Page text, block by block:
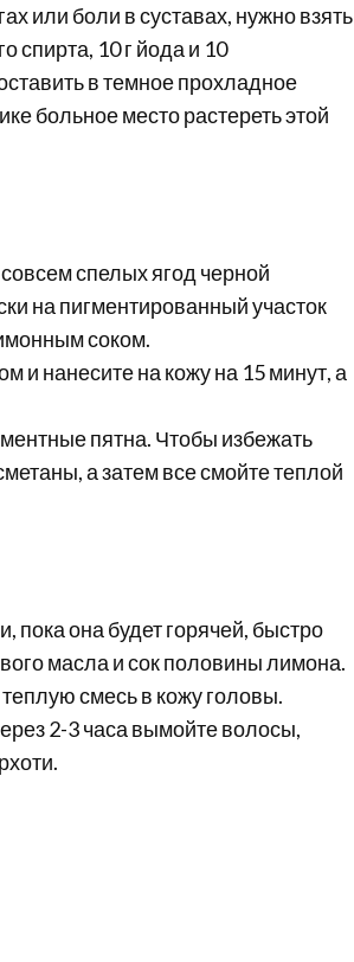
или боли в суставах, нужно взять
спирта, 10 г йода и 10
в темное прохладное
больное место растереть этой
спелых ягод черной
на пигментированный участок
соком.
и нанесите на кожу на 15 минут, а
пятна. Чтобы избежать
а затем все смойте теплой
пока она будет горячей, быстро
масла и сок половины лимона.
смесь в кожу головы.
2-3 часа вымойте волосы,